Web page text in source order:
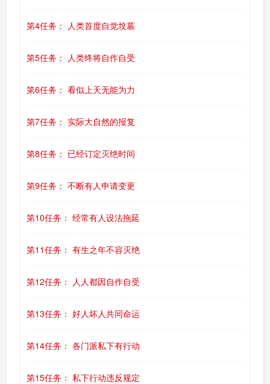
第4任务： 人类首度自觉坟墓
第5任务： 人类终将自作自受
第6任务： 看似上天无能为力
第7任务： 实际大自然的报复
第8任务： 已经订定灭绝时间
第9任务： 不断有人申请变更
第10任务： 经常有人设法拖延
第11任务： 有生之年不容灭绝
第12任务： 人人都因自作自受
第13任务： 好人坏人共同命运
第14任务： 各门派私下有行动
第15任务： 私下行动违反规定